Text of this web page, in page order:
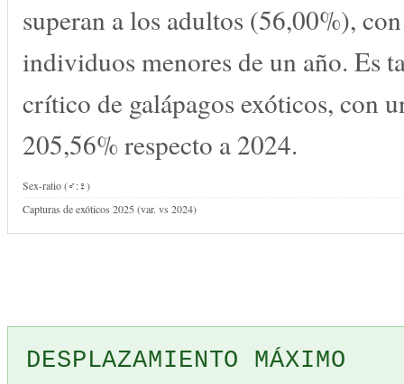
superan a los adultos (56,00%),
individuos menores de un año. Es
crítico de galápagos exóticos, con
205,56% respecto a 2024.
Sex-ratio (♂:♀)
Capturas de exóticos 2025 (var. vs 2024)
DESPLAZAMIENTO MÁXIMO